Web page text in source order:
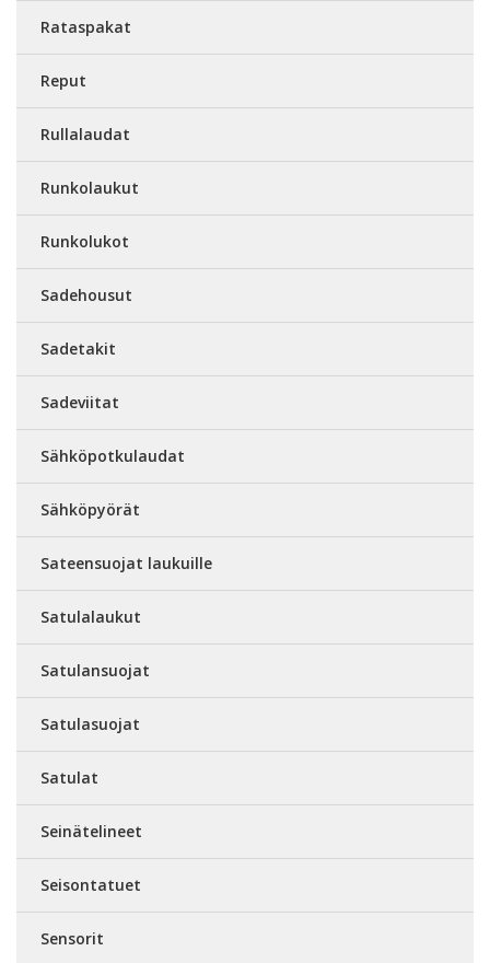
Rataspakat
Reput
Rullalaudat
Runkolaukut
Runkolukot
Sadehousut
Sadetakit
Sadeviitat
Sähköpotkulaudat
Sähköpyörät
Sateensuojat laukuille
Satulalaukut
Satulansuojat
Satulasuojat
Satulat
Seinätelineet
Seisontatuet
Sensorit